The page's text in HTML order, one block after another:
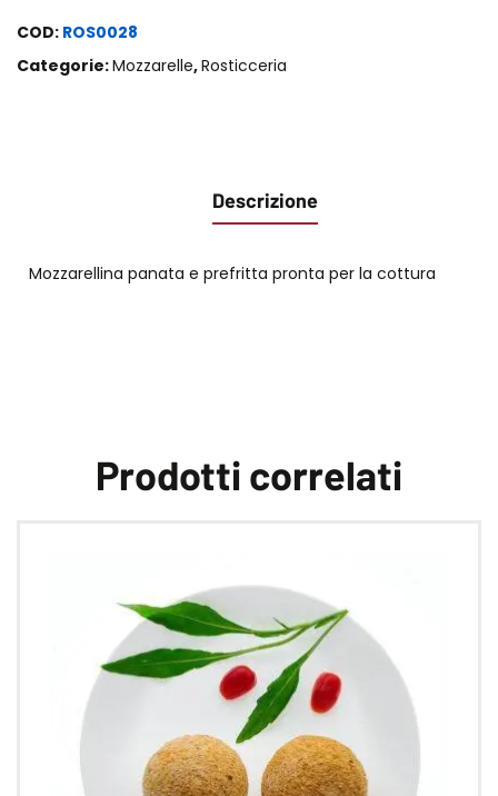
COD: ROS0028
Categorie:Mozzarelle,Rosticceria
Descrizione
Mozzarellina panata e prefritta pronta per la cottura
Prodotti correlati